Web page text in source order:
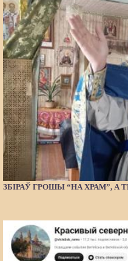
ЗБІРАЎ ГРОШЫ “НА ХРАМ”, А